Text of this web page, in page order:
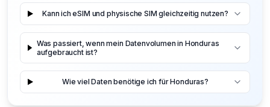
Kann ich eSIM und physische SIM gleichzeitig nutzen?
Was passiert, wenn mein Datenvolumen in Honduras
aufgebraucht ist?
Wie viel Daten benötige ich für Honduras?